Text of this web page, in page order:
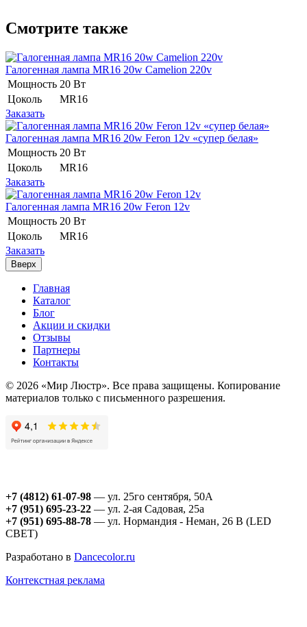
Смотрите также
Галогенная лампа MR16 20w Camelion 220v
Мощность 20 Вт
Цоколь
MR16
Заказать
Галогенная лампа MR16 20w Feron 12v «супер белая»
Мощность 20 Вт
Цоколь
MR16
Заказать
Галогенная лампа MR16 20w Feron 12v
Мощность 20 Вт
Цоколь
MR16
Заказать
Вверх
Главная
Каталог
Блог
Акции и скидки
Отзывы
Партнеры
Контакты
© 2026 «Мир Люстр». Все права защищены. Копирование
материалов только с письменного разрешения.
+7 (4812) 61-07-98 — ул. 25го сентября, 50А
+7 (951) 695-23-22 — ул. 2-ая Садовая, 25а
+7 (951) 695-88-78 — ул. Нормандия - Неман, 26 В (LED
СВЕТ)
Разработано в Dancecolor.ru
Контекстная реклама